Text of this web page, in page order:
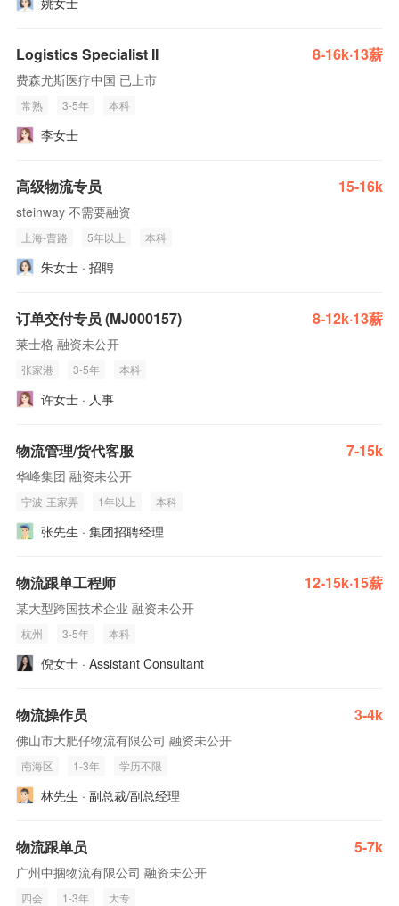
Logistics Specialist II 8-16k·13薪
费森尤斯医疗中国 已上市
常熟 3-5年 本科
李女士
高级物流专员 15-16k
steinway 不需要融资
上海-曹路 5年以上 本科
朱女士 · 招聘
订单交付专员 (MJ000157) 8-12k·13薪
莱士格 融资未公开
张家港 3-5年 本科
许女士 · 人事
物流管理/货代客服 7-15k
华峰集团 融资未公开
宁波-王家弄 1年以上 本科
张先生 · 集团招聘经理
物流跟单工程师 12-15k·15薪
某大型跨国技术企业 融资未公开
杭州 3-5年 本科
倪女士 · Assistant Consultant
物流操作员 3-4k
佛山市大肥仔物流有限公司 融资未公开
南海区 1-3年 学历不限
林先生 · 副总裁/副总经理
物流跟单员 5-7k
广州中捆物流有限公司 融资未公开
四会 1-3年 大专